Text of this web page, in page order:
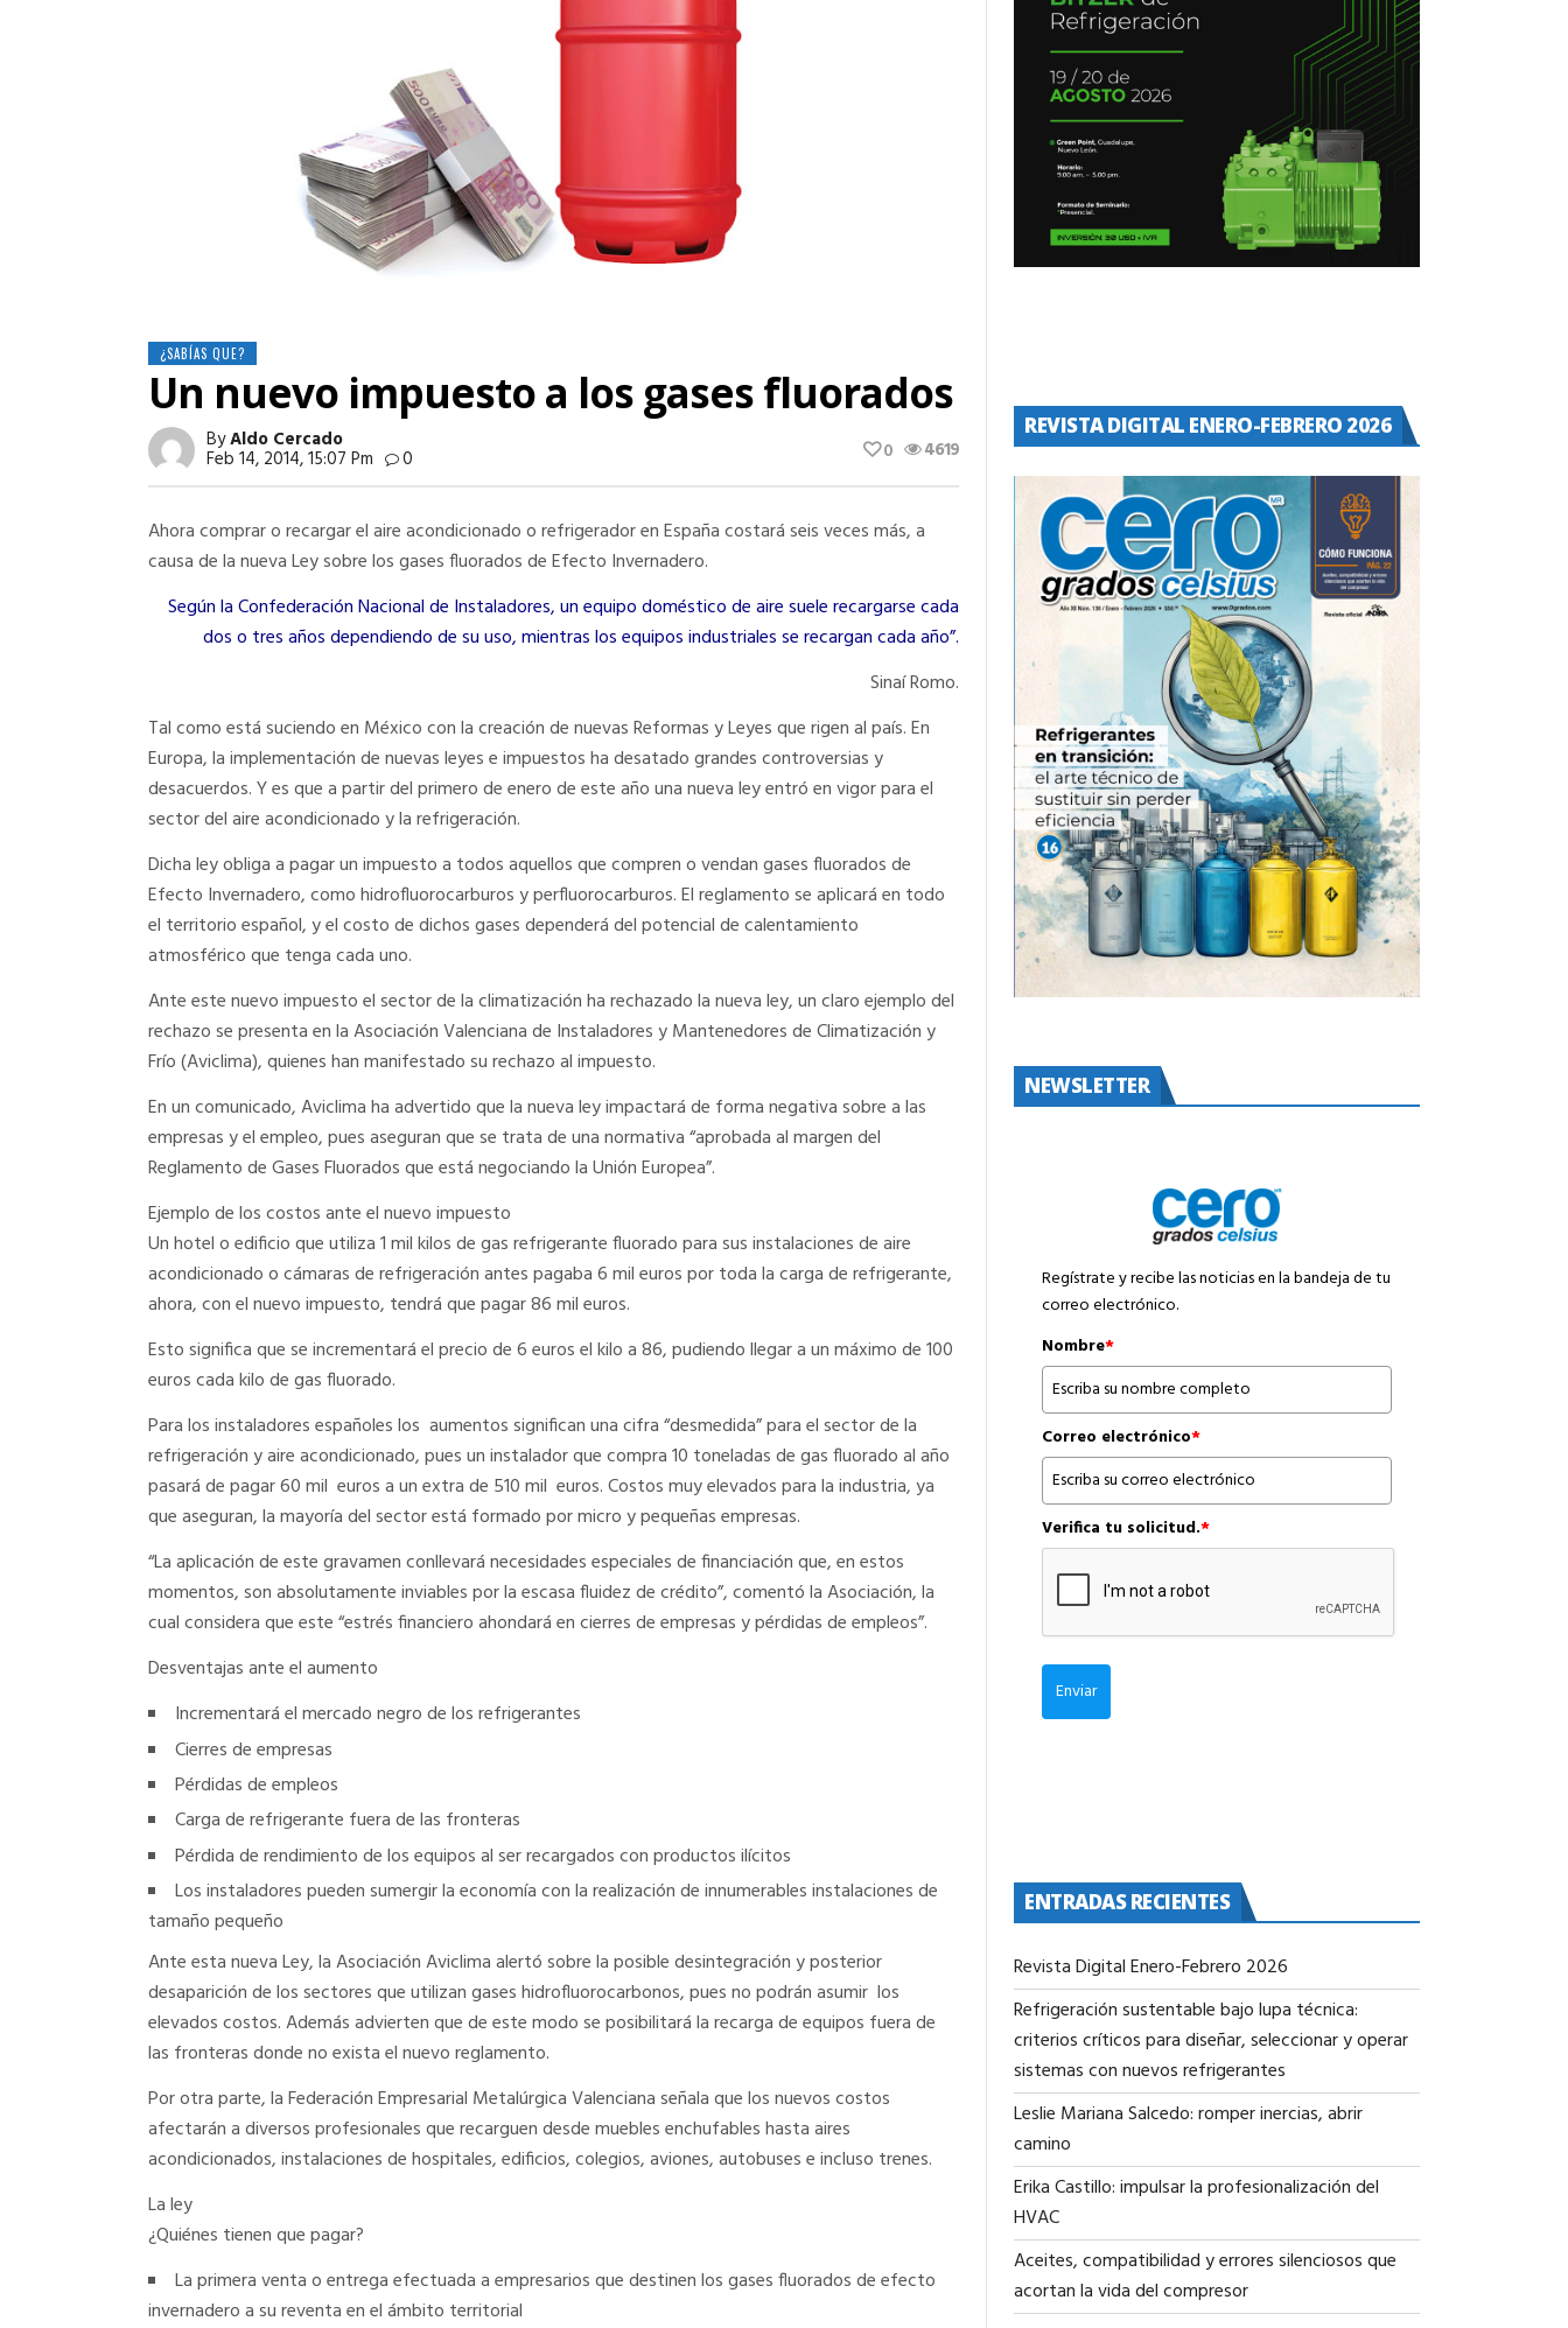
¿SABÍAS QUE?
Un nuevo impuesto a los gases fluorados
ByAldo Cercado
Feb 14, 2014, 15:07 Pm 0 4619
0
Ahora comprar o recargar el aire acondicionado o refrigerador en España costará seis veces más, a
causa de la nueva Ley sobre los gases fluorados de Efecto Invernadero.
Según la Confederación Nacional de Instaladores, un equipo doméstico de aire suele recargarse cada
dos o tres años dependiendo de su uso, mientras los equipos industriales se recargan cada año”.
Sinaí Romo.
Tal como está suciendo en México con la creación de nuevas Reformas y Leyes que rigen al país. En
Europa, la implementación de nuevas leyes e impuestos ha desatado grandes controversias y
desacuerdos. Y es que a partir del primero de enero de este año una nueva ley entró en vigor para el
sector del aire acondicionado y la refrigeración.
Dicha ley obliga a pagar un impuesto a todos aquellos que compren o vendan gases fluorados de
Efecto Invernadero, como hidrofluorocarburos y perfluorocarburos. El reglamento se aplicará en todo
el territorio español, y el costo de dichos gases dependerá del potencial de calentamiento
atmosférico que tenga cada uno.
Ante este nuevo impuesto el sector de la climatización ha rechazado la nueva ley, un claro ejemplo del
rechazo se presenta en la Asociación Valenciana de Instaladores y Mantenedores de Climatización y
Frío (Aviclima), quienes han manifestado su rechazo al impuesto.
En un comunicado, Aviclima ha advertido que la nueva ley impactará de forma negativa sobre a las
empresas y el empleo, pues aseguran que se trata de una normativa “aprobada al margen del
Reglamento de Gases Fluorados que está negociando la Unión Europea”.
Ejemplo de los costos ante el nuevo impuesto
Un hotel o edificio que utiliza 1 mil kilos de gas refrigerante fluorado para sus instalaciones de aire
acondicionado o cámaras de refrigeración antes pagaba 6 mil euros por toda la carga de refrigerante,
ahora, con el nuevo impuesto, tendrá que pagar 86 mil euros.
Esto significa que se incrementará el precio de 6 euros el kilo a 86, pudiendo llegar a un máximo de 100
euros cada kilo de gas fluorado.
Para los instaladores españoles los aumentos significan una cifra “desmedida” para el sector de la
refrigeración y aire acondicionado, pues un instalador que compra 10 toneladas de gas fluorado al año
pasará de pagar 60 mil euros a un extra de 510 mil euros. Costos muy elevados para la industria, ya
que aseguran, la mayoría del sector está formado por micro y pequeñas empresas.
“La aplicación de este gravamen conllevará necesidades especiales de financiación que, en estos
momentos, son absolutamente inviables por la escasa fluidez de crédito”, comentó la Asociación, la
cual considera que este “estrés financiero ahondará en cierres de empresas y pérdidas de empleos”.
Desventajas ante el aumento
Incrementará el mercado negro de los refrigerantes
Cierres de empresas
Pérdidas de empleos
Carga de refrigerante fuera de las fronteras
Pérdida de rendimiento de los equipos al ser recargados con productos ilícitos
Los instaladores pueden sumergir la economía con la realización de innumerables instalaciones de
tamaño pequeño
Ante esta nueva Ley, la Asociación Aviclima alertó sobre la posible desintegración y posterior
desaparición de los sectores que utilizan gases hidrofluorocarbonos, pues no podrán asumir los
elevados costos. Además advierten que de este modo se posibilitará la recarga de equipos fuera de
las fronteras donde no exista el nuevo reglamento.
Por otra parte, la Federación Empresarial Metalúrgica Valenciana señala que los nuevos costos
afectarán a diversos profesionales que recarguen desde muebles enchufables hasta aires
acondicionados, instalaciones de hospitales, edificios, colegios, aviones, autobuses e incluso trenes.
La ley
¿Quiénes tienen que pagar?
La primera venta o entrega efectuada a empresarios que destinen los gases fluorados de efecto
invernadero a su reventa en el ámbito territorial
REVISTA DIGITAL ENERO-FEBRERO 2026
NEWSLETTER
Regístrate y recibe las noticias en la bandeja de tu
correo electrónico.
Nombre*
Correo electrónico*
Verifica tu solicitud.*
Enviar
ENTRADAS RECIENTES
Revista Digital Enero-Febrero 2026
Refrigeración sustentable bajo lupa técnica:
criterios críticos para diseñar, seleccionar y operar
sistemas con nuevos refrigerantes
Leslie Mariana Salcedo: romper inercias, abrir
camino
Erika Castillo: impulsar la profesionalización del
HVAC
Aceites, compatibilidad y errores silenciosos que
acortan la vida del compresor